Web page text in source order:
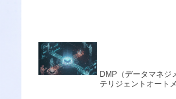
DMP（データマネジ
テリジェントオート